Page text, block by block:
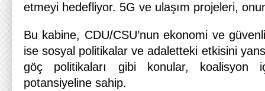
etmeyi hedefliyor. 5G ve ulaşım projeleri,
Bu kabine, CDU/CSU’nun ekonomi ve
ise sosyal politikalar ve adaletteki etkisini
göç politikaları gibi konular, koalisyon
potansiyeline sahip.